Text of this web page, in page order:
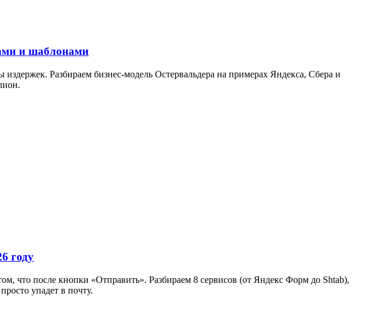
и шаблонами
Разбираем бизнес-модель Остервальдера на примерах Яндекса, Сбера и
году
что после кнопки «Отправить». Разбираем 8 сервисов (от Яндекс Форм до Shtab),
упадет в почту.